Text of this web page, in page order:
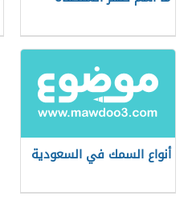
أنواع السمك في السعودية